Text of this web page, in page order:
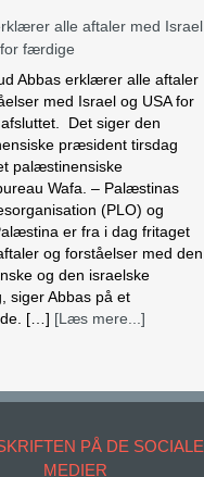
alle aftaler med Israel
færdige
Abbas erklærer alle aftaler
med Israel og USA for
Det siger den
præsident tirsdag
palæstinensiske
Wafa. – Palæstinas
(PLO) og
er fra i dag fritaget
og forståelser med den
og den israelske
siger Abbas på et
[…] [Læs mere...]
muligt at følge
Bibel-Institut (DBI) i nogle
Det giver en ny
PÅ DE SOCIALE
MEDIER